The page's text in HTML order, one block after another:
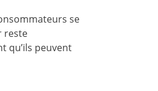
se
reste
qu’ils peuvent